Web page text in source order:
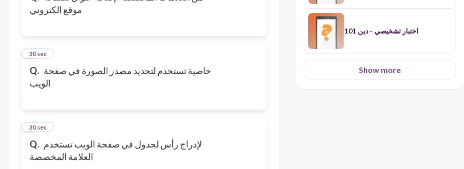
موقع الكتروني
Q. خاصية تستخدم لتحديد مصدر الصورة في صفحة
الويب
6
30 sec
Q. لإدراج رأس لجدول في صفحة الويب تستخدم
العلامة المخصصة
7
30 sec
اختبار تشخيصي - دين 101
Show more